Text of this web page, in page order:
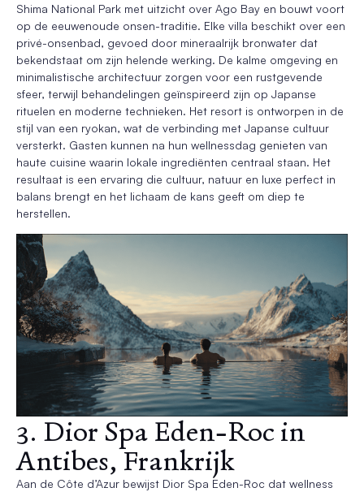
Shima National Park met uitzicht over Ago Bay en bouwt voort
op de eeuwenoude onsen-traditie. Elke villa beschikt over een
privé-onsenbad, gevoed door mineraalrijk bronwater dat
bekendstaat om zijn helende werking. De kalme omgeving en
minimalistische architectuur zorgen voor een rustgevende
sfeer, terwijl behandelingen geïnspireerd zijn op Japanse
rituelen en moderne technieken. Het resort is ontworpen in de
stijl van een ryokan, wat de verbinding met Japanse cultuur
versterkt. Gasten kunnen na hun wellnessdag genieten van
haute cuisine waarin lokale ingrediënten centraal staan. Het
resultaat is een ervaring die cultuur, natuur en luxe perfect in
balans brengt en het lichaam de kans geeft om diep te
herstellen.
3. Dior Spa Eden-Roc in
Antibes, Frankrijk
Aan de Côte d’Azur bewijst Dior Spa Eden-Roc dat wellness